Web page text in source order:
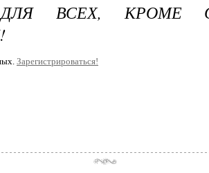
ВСЕХ, КРОМЕ
Зарегистрироваться!